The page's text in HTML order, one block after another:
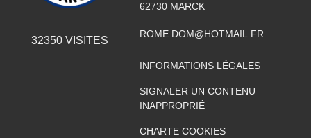
32350VISITES
62730 MARCK
ROME.DOM@HOTMAIL.FR
INFORMATIONS LÉGALES
SIGNALER UN CONTENU
INAPPROPRIÉ
CHARTE COOKIES